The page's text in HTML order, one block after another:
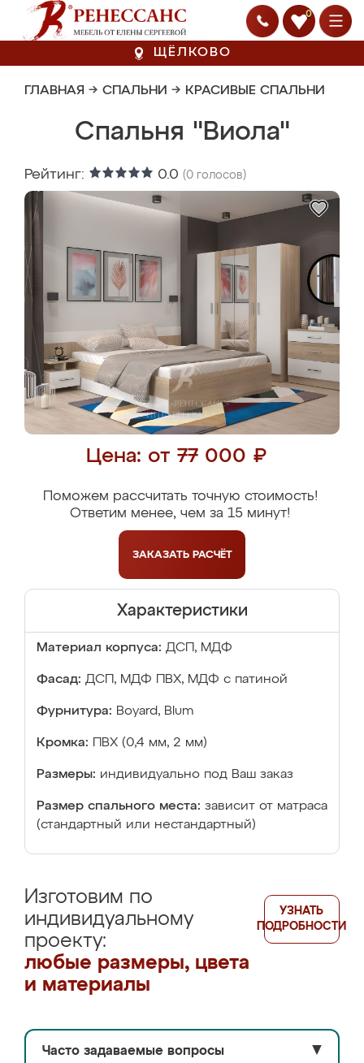
0
ЩЁЛКОВО
ГЛАВНАЯ → СПАЛЬНИ → КРАСИВЫЕ СПАЛЬНИ
Спальня "Виола"
Рейтинг: 0.0 (0 голосов)
Цена: от 77 000 ₽
Поможем рассчитать точную стоимость!
Ответим менее, чем за 15 минут!
ЗАКАЗАТЬ РАСЧЁТ
Характеристики
Материал корпуса: ДСП, МДФ
Фасад: ДСП, МДФ ПВХ, МДФ с патиной
Фурнитура: Boyard, Blum
Кромка: ПВХ (0,4 мм, 2 мм)
Размеры: индивидуально под Ваш заказ
Размер спального места: зависит от матраса
(стандартный или нестандартный)
Изготовим по
индивидуальному
проекту:
любые размеры, цвета
и материалы
УЗНАТЬ
ПОДРОБНОСТИ
Часто задаваемые вопросы ▼